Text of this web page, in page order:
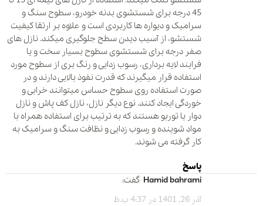
45 درجه برای شستشوی بدنه خودرو، سطوح سنگ و
سرامیک و دیواره ها کاربردی است و علاوه بر ارتقا کیفیت
شستشو، از آسیب دیدن سطح جلوگیری میکند. نازل های
صفر درجه برای شستشوی سطوح بسیار سخت و یا
فرایند لایه برداری، رسوب زدایی و رنگ بری از سطوح مورد
استفاده قرار میگیرند که قدرت نفوذ بالایی دارند و در
صورت استفاده روی سطوح حساس میتوانند خرابی و
خوردگی ایجاد کنند. نوع دیگر نازل، نازل کف پاش و نازل
دوار یا توربو هستند که به ترتیب برای استفاده همراه با
مواد شوینده و رسوب زدایی و نظافت سنگ و سرامیک به
کار گرفته می شوند.
پاسخ
hamid bahrami
گفت:
آذر 26, 1401 در 4:37 ب.ظ